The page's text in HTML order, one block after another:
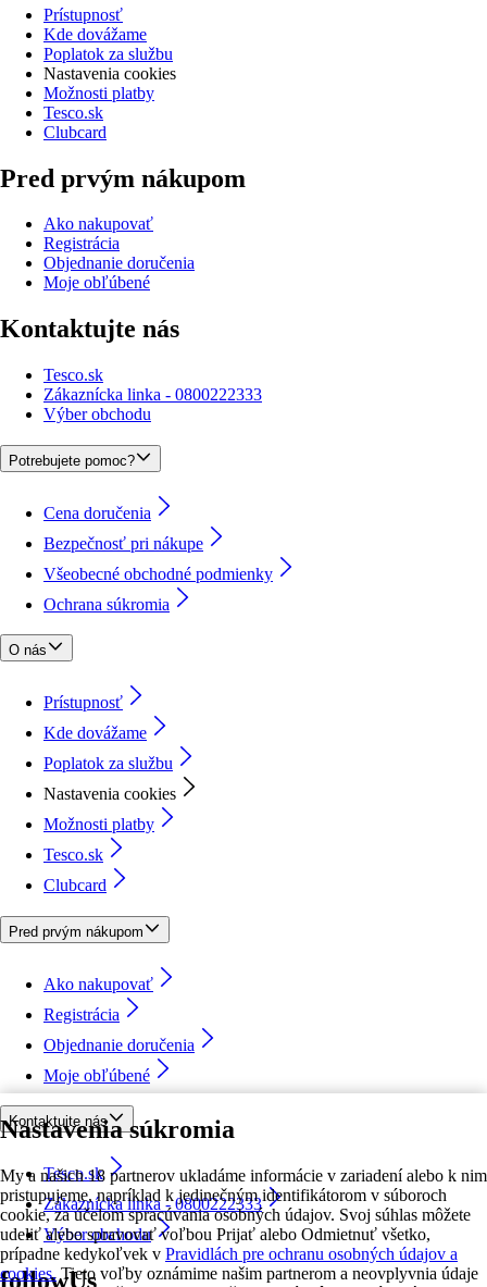
Nastavenia súkromia
My a našich 18 partnerov ukladáme informácie v zariadení alebo k nim
pristupujeme, napríklad k jedinečným identifikátorom v súboroch
cookie, za účelom spracúvania osobných údajov. Svoj súhlas môžete
udeliť alebo spravovať voľbou Prijať alebo Odmietnuť všetko,
prípadne kedykoľvek v Pravidlách pre ochranu osobných údajov a
cookies. Tieto voľby oznámime našim partnerom a neovplyvnia údaje
Prístupnosť
Kde dovážame
Poplatok za službu
Nastavenia cookies
Možnosti platby
Tesco.sk
Clubcard
Pred prvým nákupom
Ako nakupovať
Registrácia
Objednanie doručenia
Moje obľúbené
Kontaktujte nás
Tesco.sk
Zákaznícka linka - 0800222333
Výber obchodu
Potrebujete pomoc?
Cena doručenia
Bezpečnosť pri nákupe
Všeobecné obchodné podmienky
Ochrana súkromia
O nás
Prístupnosť
Kde dovážame
Poplatok za službu
Nastavenia cookies
Možnosti platby
Tesco.sk
Clubcard
Pred prvým nákupom
Ako nakupovať
Registrácia
Objednanie doručenia
Moje obľúbené
Kontaktujte nás
Tesco.sk
Zákaznícka linka - 0800222333
Výber obchodu
followUs